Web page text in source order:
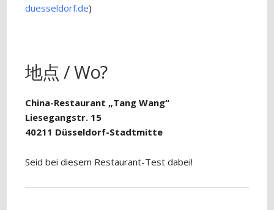
duesseldorf.de)
地点 / Wo?
China-Restaurant „Tang Wang“
Liesegangstr. 15
40211 Düsseldorf-Stadtmitte
Seid bei diesem Restaurant-Test dabei!